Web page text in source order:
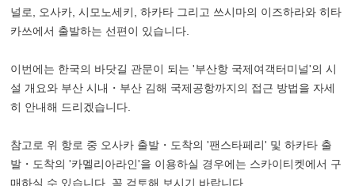
널로, 오사카, 시모노세키, 하카타 그리고 쓰시마의 이즈하라와 히타
카쓰에서 출발하는 선편이 있습니다.
이번에는 한국의 바닷길 관문이 되는 '부산항 국제여객터미널'의 시
설 개요와 부산 시내・부산 김해 국제공항까지의 접근 방법을 자세
히 안내해 드리겠습니다.
참고로 위 항로 중 오사카 출발・도착의 '팬스타페리' 및 하카타 출
발・도착의 '카멜리아라인'을 이용하실 경우에는 스카이티켓에서 구
매하실 수 있습니다. 꼭 검토해 보시기 바랍니다.